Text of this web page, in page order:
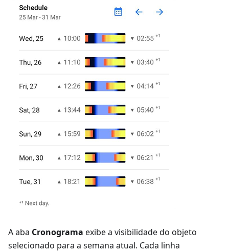
A aba Cronograma exibe a visibilidade do objeto
selecionado para a semana atual. Cada linha